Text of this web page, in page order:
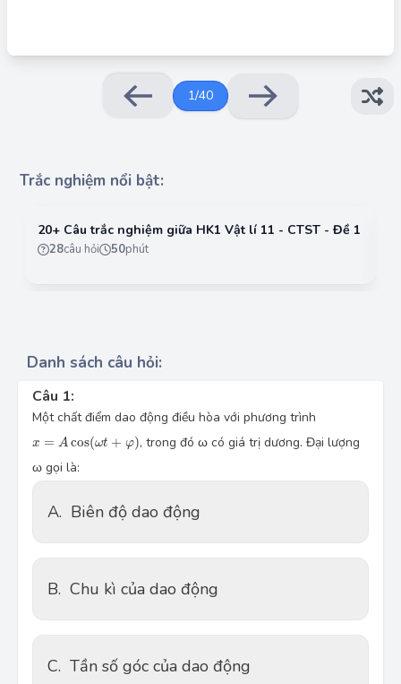
1/40
Trắc nghiệm nổi bật:
20+ Câu trắc nghiệm giữa HK1 Vật lí 11 - CTST - Đề 1
28câu hỏi 50phút
Danh sách câu hỏi:
Câu 1:
Một chất điểm dao động điều hòa với phương trình
x = A cos(ωt + φ)
cos ωt + )
, trong đó ω có giá trị dương. Đại lượng
ω gọi là:
A. Biên độ dao động
B. Chu kì của dao động
C. Tần số góc của dao động